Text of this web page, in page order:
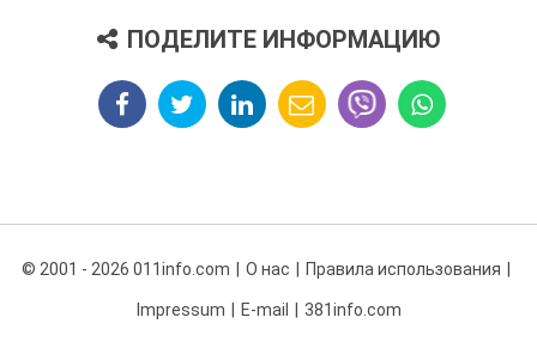
ПОДЕЛИТЕ ИНФОРМАЦИЮ
© 2001 - 2026 011info.com О нас Правила использования
Impressum E-mail 381info.com